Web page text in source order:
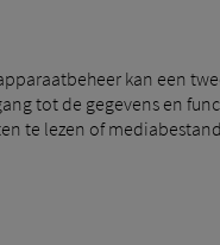
kan een
tot de gegevens en
te lezen of